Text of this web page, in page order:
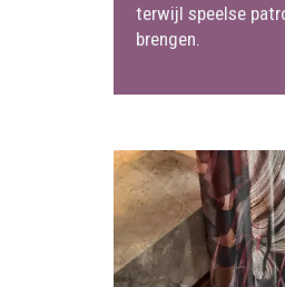
terwijl speelse
brengen.